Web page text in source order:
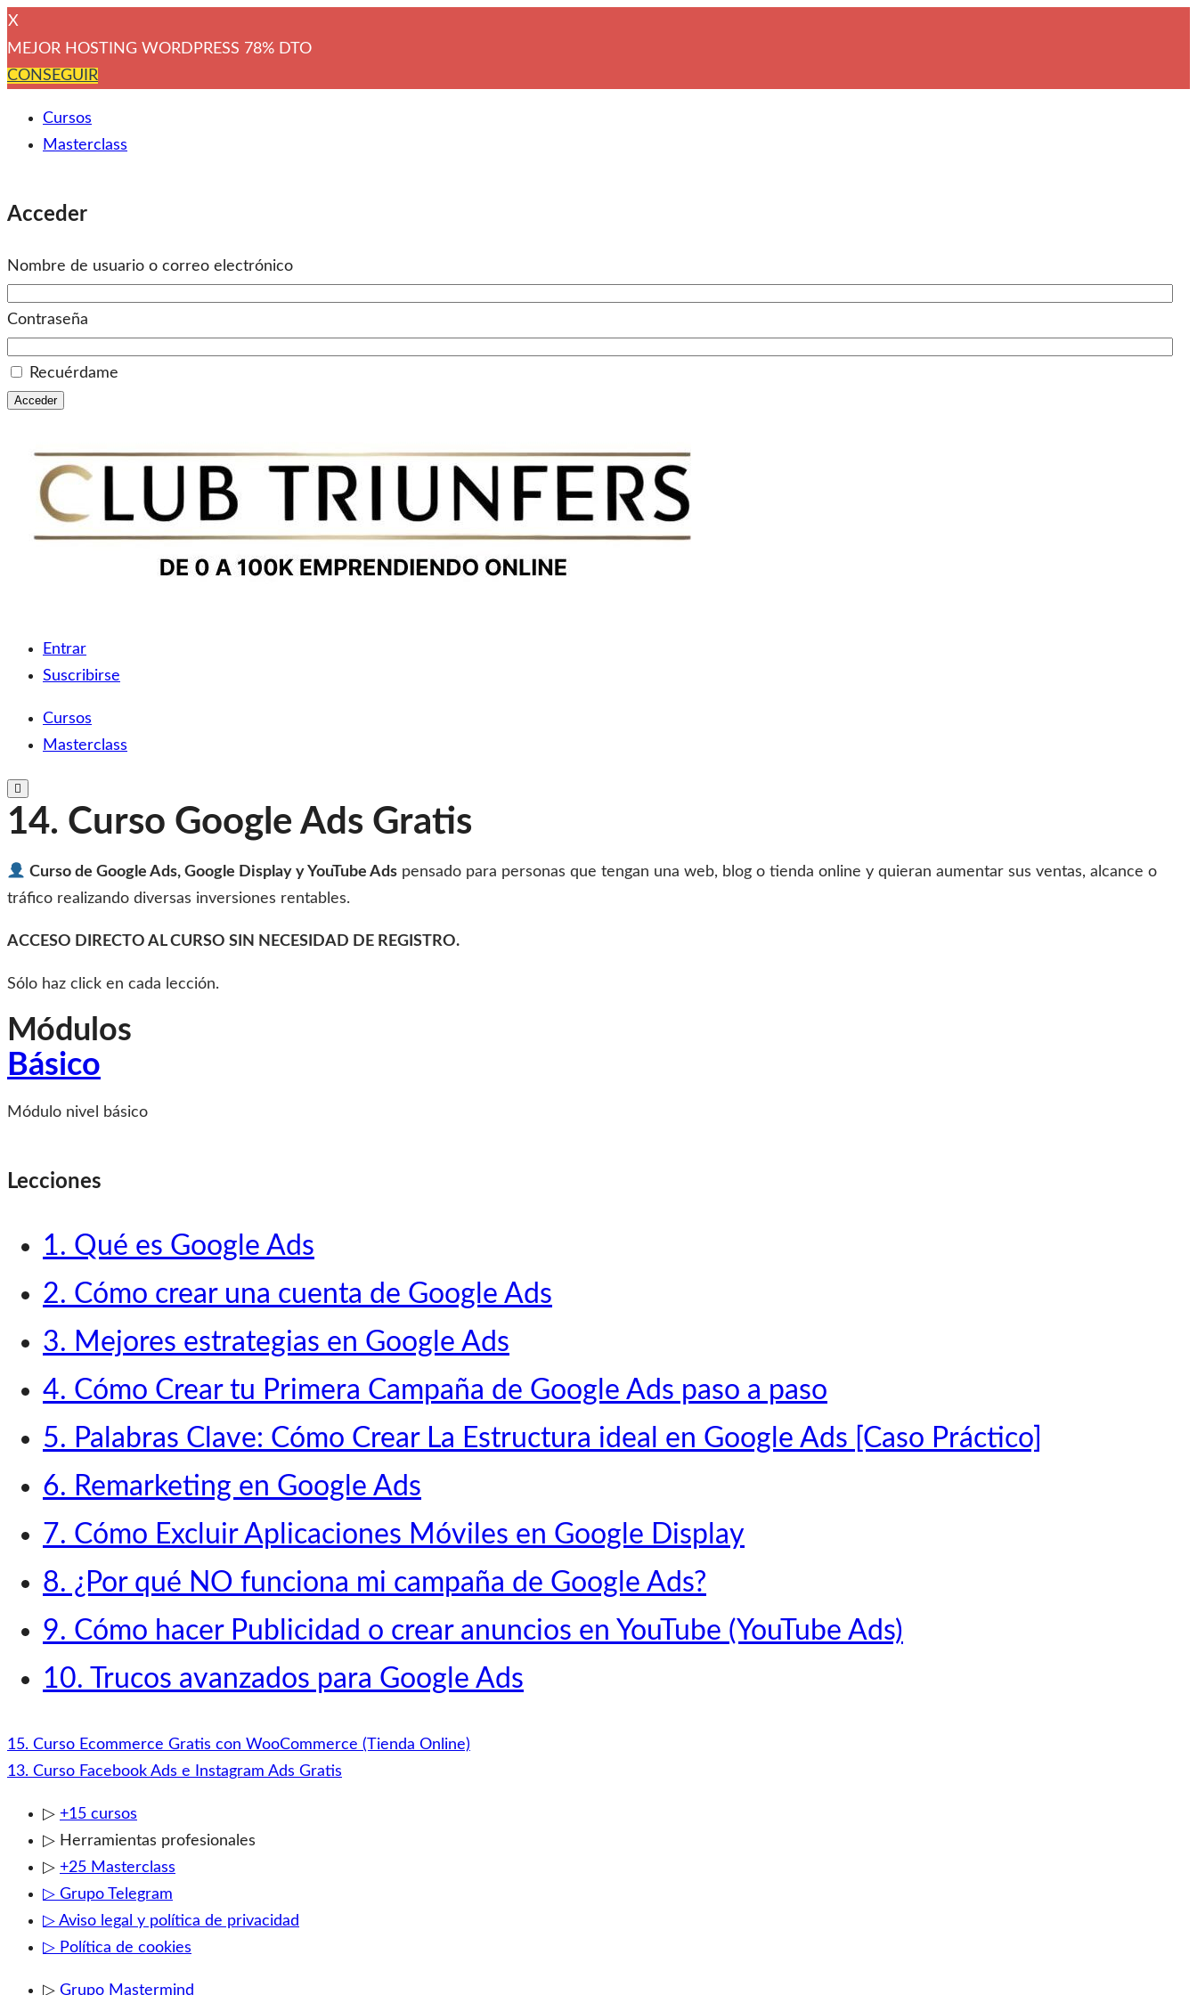
X
MEJOR HOSTING WORDPRESS 78% DTO
CONSEGUIR
Cursos
Masterclass
Acceder
Nombre de usuario o correo electrónico
Contraseña
Recuérdame
Acceder
contenido
Club Triunfers
Club de Emprendedores Online
Entrar
Suscribirse
Cursos
Masterclass
Toggle
Mobile
Menu
14. Curso Google Ads Gratis
Curso de Google Ads, Google Display y YouTube Adspensado para personas que tengan una web, blog o tienda online y quieran aumentar sus ventas, alcance o
tráfico realizando diversas inversiones rentables.
ACCESO DIRECTO AL CURSO SIN NECESIDAD DE REGISTRO.
Sólo haz click en cada lección.
Módulos
Básico
Módulo nivel básico
Lecciones
1. Qué es Google Ads
2. Cómo crear una cuenta de Google Ads
3. Mejores estrategias en Google Ads
4. Cómo Crear tu Primera Campaña de Google Ads paso a paso
5. Palabras Clave: Cómo Crear La Estructura ideal en Google Ads [Caso Práctico]
6. Remarketing en Google Ads
7. Cómo Excluir Aplicaciones Móviles en Google Display
8. ¿Por qué NO funciona mi campaña de Google Ads?
9. Cómo hacer Publicidad o crear anuncios en YouTube (YouTube Ads)
10. Trucos avanzados para Google Ads
15. Curso Ecommerce Gratis con WooCommerce (Tienda Online)
13. Curso Facebook Ads e Instagram Ads Gratis
▷ +15 cursos
▷ Herramientas profesionales
▷ +25 Masterclass
▷ Grupo Telegram
▷ Aviso legal y política de privacidad
▷ Política de cookies
▷ Grupo Mastermind